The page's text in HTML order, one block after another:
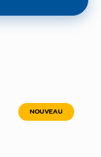
NOUVEAU